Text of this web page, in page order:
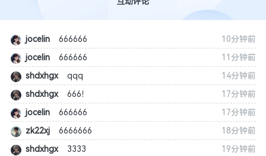
jocelin 666666 10分钟前
jocelin 666666 11分钟前
shdxhgx qqq 14分钟前
shdxhgx 666！ 17分钟前
jocelin 666666 17分钟前
zk22xj 6666666 18分钟前
shdxhgx 3333 19分钟前